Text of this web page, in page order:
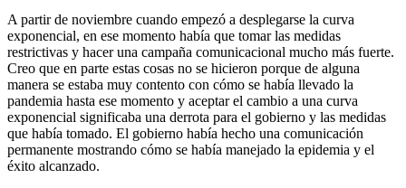
A partir de noviembre cuando empezó a desplegarse la curva
exponencial, en ese momento había que tomar las medidas
restrictivas y hacer una campaña comunicacional mucho más fuerte.
Creo que en parte estas cosas no se hicieron porque de alguna
manera se estaba muy contento con cómo se había llevado la
pandemia hasta ese momento y aceptar el cambio a una curva
exponencial significaba una derrota para el gobierno y las medidas
que había tomado. El gobierno había hecho una comunicación
permanente mostrando cómo se había manejado la epidemia y el
éxito alcanzado.